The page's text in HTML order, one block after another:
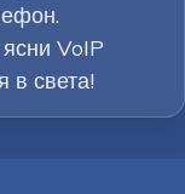
VoIP
в света!